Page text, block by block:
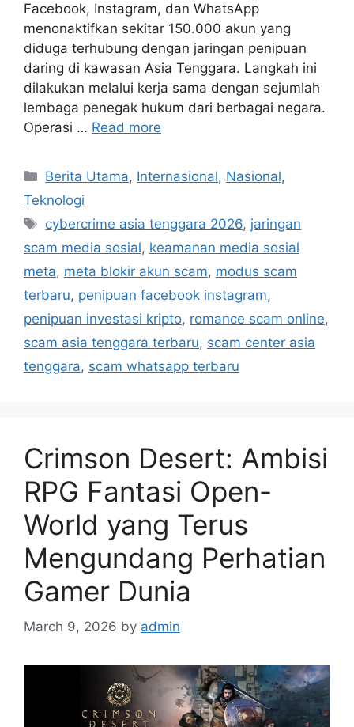
Facebook, Instagram, dan WhatsApp
menonaktifkan sekitar 150.000 akun yang
diduga terhubung dengan jaringan penipuan
daring di kawasan Asia Tenggara. Langkah ini
dilakukan melalui kerja sama dengan sejumlah
lembaga penegak hukum dari berbagai negara.
Operasi … Read more
C
a
e
g
o
r
i
e
s
Berita Utama, Internasional, Nasional,
Teknologi
T
a
s
cybercrime asia tenggara 2026, jaringan
scam media sosial, keamanan media sosial
meta, meta blokir akun scam, modus scam
terbaru, penipuan facebook instagram,
penipuan investasi kripto, romance scam online,
scam asia tenggara terbaru, scam center asia
tenggara, scam whatsapp terbaru
Crimson Desert: Ambisi
RPG Fantasi Open-
World yang Terus
Mengundang Perhatian
Gamer Dunia
March 9, 2026 by admin